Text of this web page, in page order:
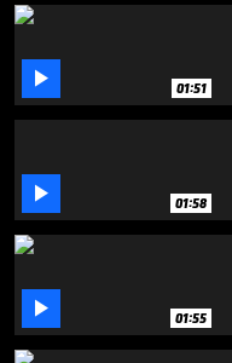
minute,
43
 01:51
 01:58
 01:55